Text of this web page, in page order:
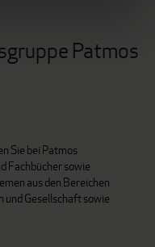
Patmos
Sie bei Patmos
Fachbücher sowie
aus den Bereichen
und Gesellschaft sowie